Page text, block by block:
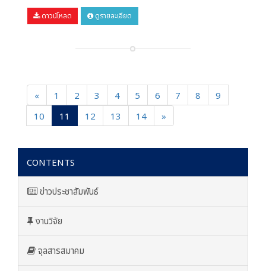
ดาวน์โหลด ดูรายละเอียด
« 1 2 3 4 5 6 7 8
9
10
11 12 13 14 »
CONTENTS
ข่าวประชาสัมพันธ์
งานวิจัย
จุลสารสมาคม